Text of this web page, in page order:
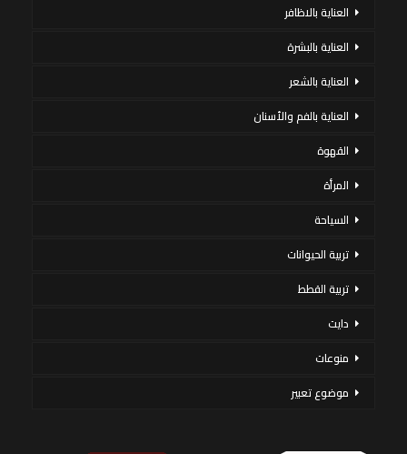
العناية بالاظافر
العناية بالبشرة
العناية بالشعر
العناية بالفم والأسنان
القهوة
المرأة
السياحة
تربية الحيوانات
تربية القطط
دايت
منوعات
موضوع تعبير